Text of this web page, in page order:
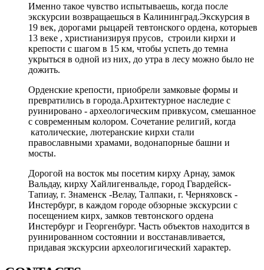
Именно такое чувство испытываешь, когда после
экскурсии возвращаешься в Калининград.Экскурсия в
19 век, дорогами рыцарей тевтонского ордена, которыев
13 веке , христианизируя прусов, строили кирхи и
крепости с шагом в 15 км, чтобы успеть до темна
укрыться в одной из них, до утра в лесу можно было не
дожить.
Орденские крепости, приобрели замковые формы и
превратились в города.Архитектурное наследие с
руинировано - археологическим привкусом, смешанное
с современным колором. Сочетание религий, когда
католические, лютеранские кирхи стали
православными храмами, водонапорные башни и
мосты.
Дорогой на восток мы посетим кирху Арнау, замок
Вальдау, кирху Хайлигенвальде, город Гвардейск-
Тапиау, г. Знаменск -Велау, Талпаки, г. Черняховск -
Инстербург, в каждом городе обзорные экскурсии с
посещением кирх, замков тевтонского ордена
Инстербург и Георгенбург. Часть объектов находится в
руинированном состоянии и восстанавливается,
придавая экскурсии археологигический характер.